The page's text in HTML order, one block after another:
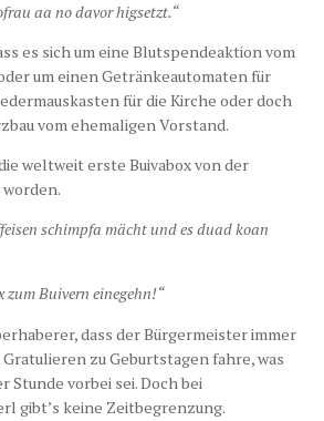
aa no davor higsetzt.“
es sich um eine Blutspendeaktion vom
um einen Getränkeautomaten für
für die Kirche oder doch
vom ehemaligen Vorstand.
weltweit erste Buivabox von der
schimpfa mächt und es duad koan
zum Buivern einegehn!“
dass der Bürgermeister immer
zu Geburtstagen fahre, was
Stunde vorbei sei. Doch bei
gibt’s keine Zeitbegrenzung.